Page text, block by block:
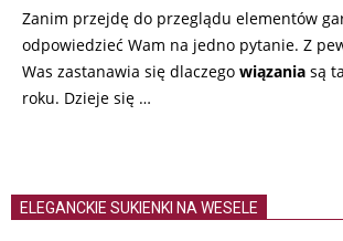
Zanim przejdę do przeglądu elementów
odpowiedzieć Wam na jedno pytanie. Z
Was zastanawia się dlaczego wiązania są
roku. Dzieje się …
ELEGANCKIE SUKIENKI NA WESELE